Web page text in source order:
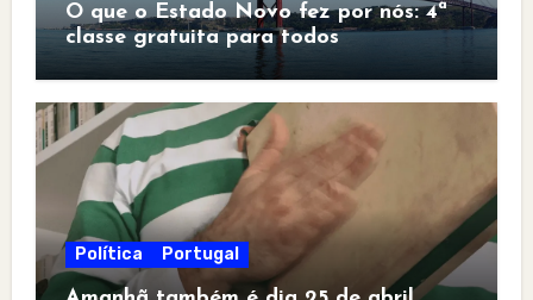
O que o Estado Novo fez por nós: 4ª
classe gratuita para todos
Política Portugal